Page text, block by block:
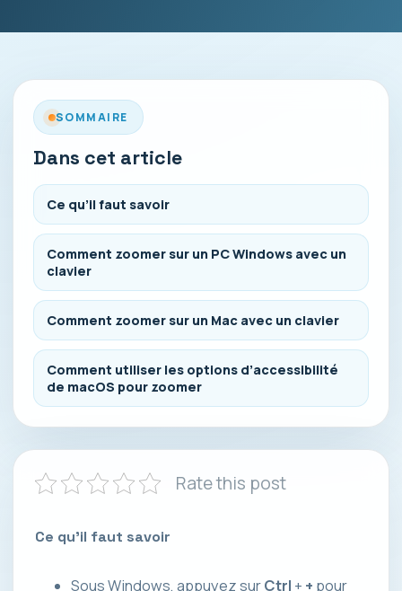
SOMMAIRE
Dans cet article
Ce qu’il faut savoir
Comment zoomer sur un PC Windows avec un
clavier
Comment zoomer sur un Mac avec un clavier
Comment utiliser les options d’accessibilité
de macOS pour zoomer
Rate this post
Ce qu’il faut savoir
Sous Windows, appuyez surCtrl + + pour